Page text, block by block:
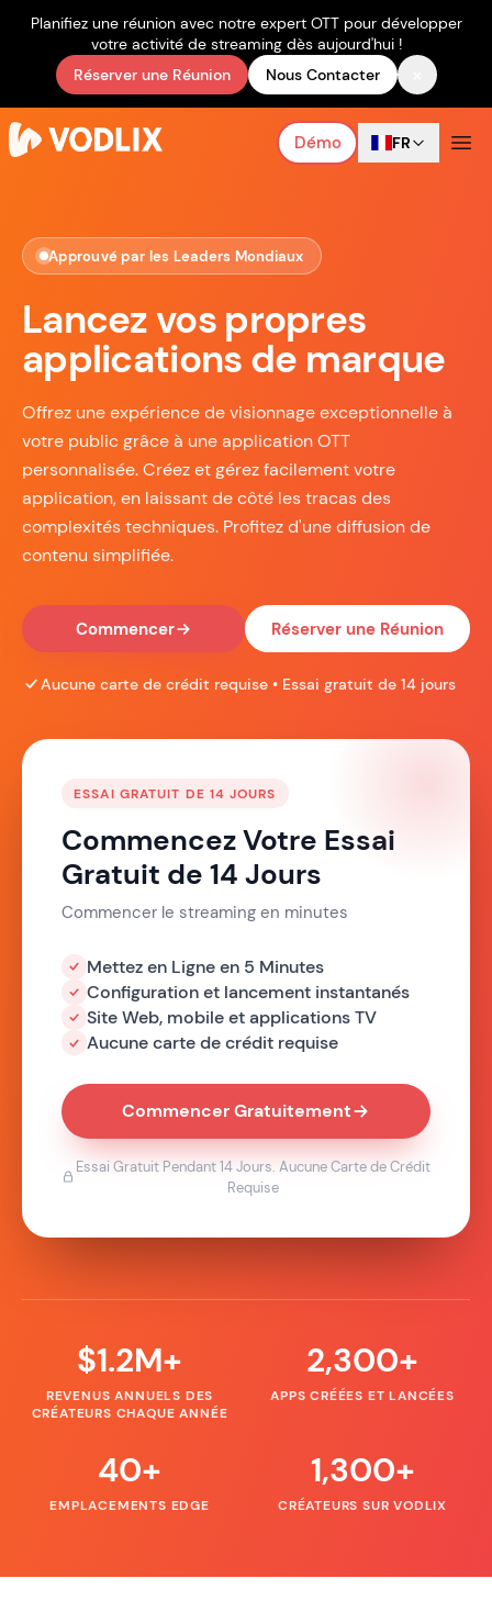
Planifiez une réunion avec notre expert OTT pour développer
votre activité de streaming dès aujourd'hui !
Réserver une Réunion
Nous Contacter
Démo FR
Approuvé par les Leaders Mondiaux
Lancez vos propres
applications de marque
Offrez une expérience de visionnage exceptionnelle à
votre public grâce à une application OTT
personnalisée. Créez et gérez facilement votre
application, en laissant de côté les tracas des
complexités techniques. Profitez d'une diffusion de
contenu simplifiée.
Commencer Réserver une Réunion
Aucune carte de crédit requise • Essai gratuit de 14 jours
ESSAI GRATUIT DE 14 JOURS
Commencez Votre Essai
Gratuit de 14 Jours
Commencer le streaming en minutes
Mettez en Ligne en 5 Minutes
Configuration et lancement instantanés
Site Web, mobile et applications TV
Aucune carte de crédit requise
Commencer Gratuitement
Essai Gratuit Pendant 14 Jours. Aucune Carte de Crédit
Requise
$1.2M+
REVENUS ANNUELS DES
CRÉATEURS CHAQUE ANNÉE
2,300+
APPS CRÉÉES ET LANCÉES
40+
EMPLACEMENTS EDGE
1,300+
CRÉATEURS SUR VODLIX